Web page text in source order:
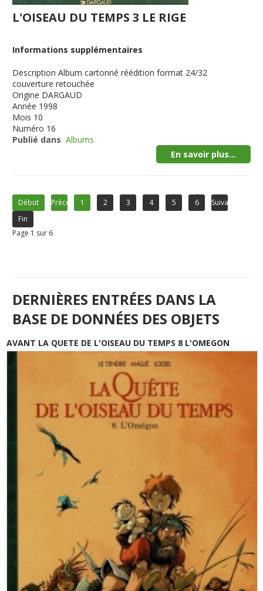
L'OISEAU DU TEMPS 3 LE RIGE
Informations supplémentaires
Description Album cartonné réédition format 24/32
couverture retouchée
Origine DARGAUD
Année 1998
Mois 10
Numéro 16
Publié dans Albums
En savoir plus...
Début Précédent1 2 3 4 5 6
Suivant
Fin
Page 1 sur 6
DERNIÈRES ENTRÉES DANS LA
BASE DE DONNÉES DES OBJETS
AVANT LA QUETE DE L'OISEAU DU TEMPS 8 L'OMEGON